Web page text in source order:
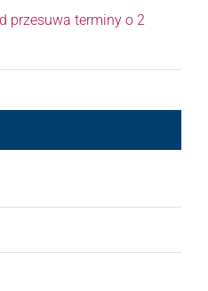
przesuwa terminy o 2